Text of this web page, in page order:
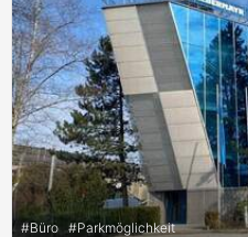
#Büro #Parkmöglichkeit